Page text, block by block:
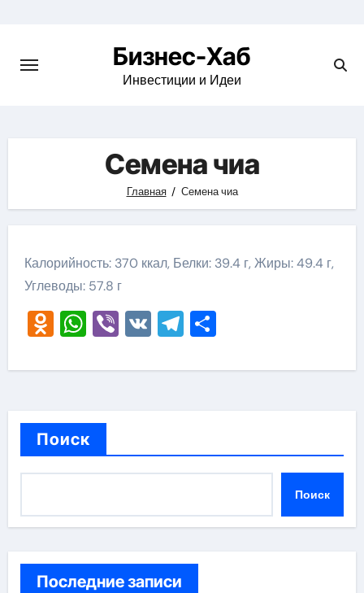
content
Бизнес-Хаб
Инвестиции и Идеи
Семена чиа
Главная Семена чиа
Калорийность: 370 ккал, Белки: 39.4 г, Жиры: 49.4 г,
Углеводы: 57.8 г
Odnoklassniki
WhatsApp
Viber
VKTelegram
Отправить
Поиск
Поиск
Последние записи